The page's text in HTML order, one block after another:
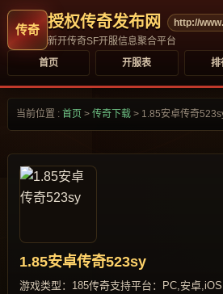
授权传奇发布网
http://
新开传奇SF开服信息聚合平台
首页
开服表 排
当前位置 : 首页 > 传奇下载 > 1.85安卓传奇
1.85安卓传奇523sy
游戏类型：185传奇支持平台：PC,安卓,iOS